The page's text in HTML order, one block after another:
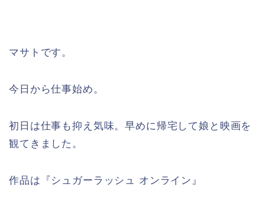
マサトです。
今日から仕事始め。
初日は仕事も抑え気味。早めに帰宅して娘と映画を
観てきました。
作品は『シュガーラッシュ オンライン』